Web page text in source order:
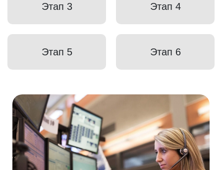
Этап 3 Этап 4
Этап 5 Этап 6